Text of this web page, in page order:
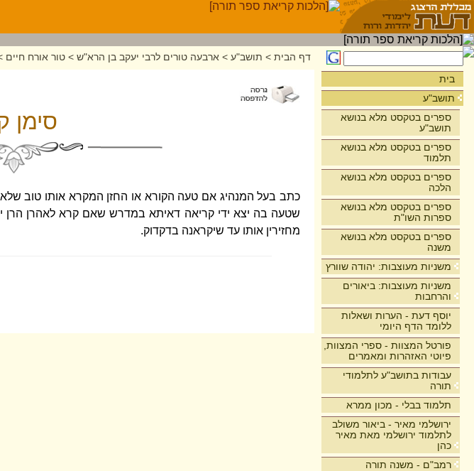
בית
תושב"ע
ספרים בטקסט מלא בנושא
תושב"ע
ספרים בטקסט מלא בנושא
תלמוד
ספרים בטקסט מלא בנושא
הלכה
ספרים בטקסט מלא בנושא
ספרות השו"ת
ספרים בטקסט מלא בנושא
משנה
משניות מעוצבות: יהודה שוורץ
משניות מעוצבות: ביאורים
והרחבות
יוסף דעת - הערות ושאלות
ללומד הדף היומי
פורטל המצוות - ספרי המצוות,
פיוטי האזהרות ומאמרים
עבודות בתושב"ע לתלמודי
תורה
תלמוד בבלי - מכון ממרא
ירושלמי מאיר - ביאור משולב
לתלמוד ירושלמי מאת מאיר
כהן
רמב"ם - משנה תורה
דף הבית > תושב"ע > ארבעה טורים לרבי יעקב בן הרא"ש > טור אורח חיים
סימן
כתב בעל המנהיג אם טעה הקורא או החזן המקרא אותו טוב שלא
שטעה בה יצא ידי קריאה דאיתא במדרש שאם קרא לאהרן הרן
מחזירין אותו עד שיקראנה בדקדוק.